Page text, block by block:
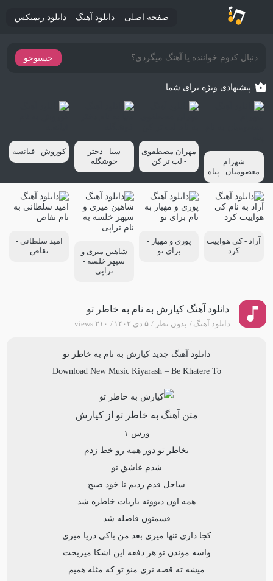
صفحه اصلی دانلود آهنگ دانلود ریمیکس
جستوجو
پیشنهادی ویژه برای شما
شهرام
معصومیان - پناه
مهران مصطفوی
- لب تر کن
سیا - دختر
خوشگله
کوروش - فیانسه
آراد - کی هواییت
کرد
پوری و مهیار -
برای تو
شاهین میری و
سپهر خلسه -
تراپی
امید سلطانی -
تقاص
دانلود آهنگ کیارش به نام به خاطر تو
دانلود آهنگ بدون نظر ۵ دی ۱۴۰۲ ۲۱۰ views
دانلود آهنگ جدید کیارش به نام به خاطر تو
Download New Music Kiyarash – Be Khatere To
متن آهنگ به خاطر تو از کیارش
ورس ۱
بخاطر تو دور همه رو‌ خط زدم
شدم عاشق تو
ساحل قدم زدیم تا خود صبح
همه اون دیوونه بازیات خاطره شد
قسمتون فاصله شد
کجا داری تنها میری بعد من باکی دریا میری
واسه موندن تو هر دفعه این اشکا میریخت
میشه ته قصه نری منو تو که مثله همیم